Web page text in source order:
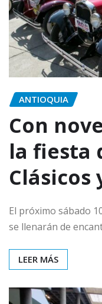
ANTIOQUIA
Con
la fiesta
Clásicos
El próximo sábado
se llenarán de
LEER MÁS